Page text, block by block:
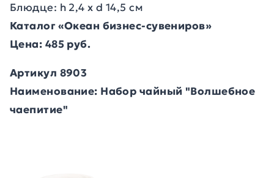
Блюдце: h 2,4 х d 14,5 см
Каталог «Океан бизнес-сувениров»
Цена: 485 руб.
Артикул 8903
Наименование: Набор чайный "Волшебное
чаепитие"